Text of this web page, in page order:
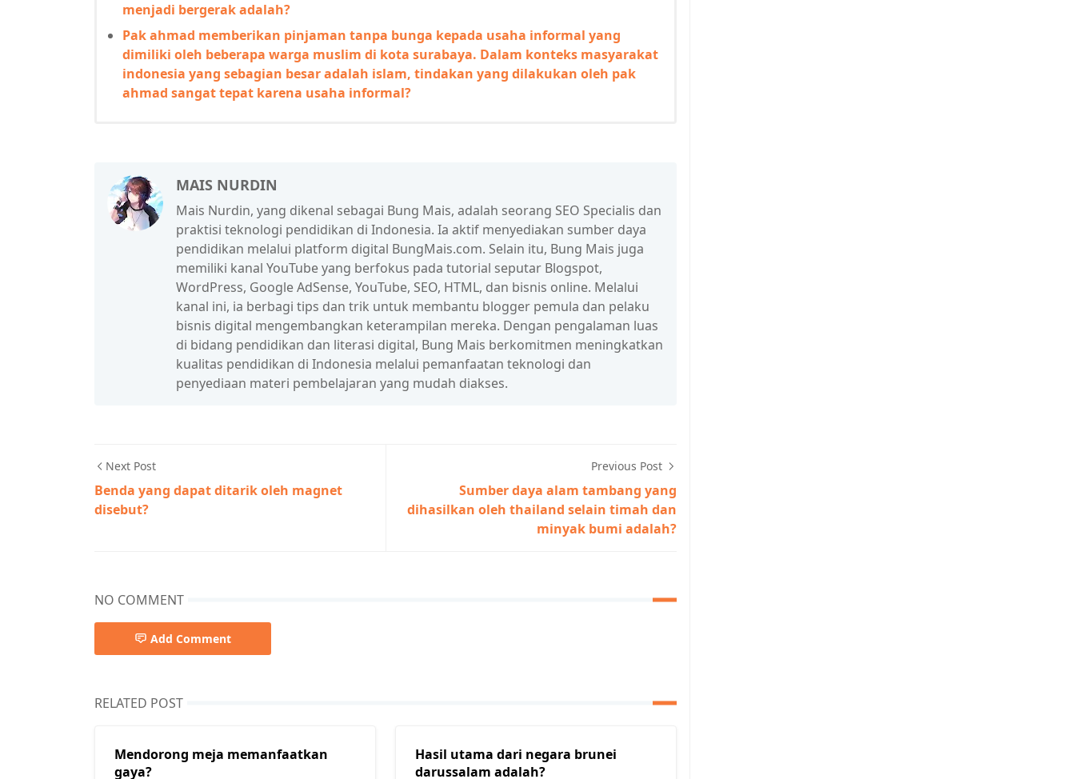
menjadi bergerak adalah?
Pak ahmad memberikan pinjaman tanpa bunga kepada usaha informal yang
dimiliki oleh beberapa warga muslim di kota surabaya. Dalam konteks masyarakat
indonesia yang sebagian besar adalah islam, tindakan yang dilakukan oleh pak
ahmad sangat tepat karena usaha informal?
MAIS NURDIN
Mais Nurdin, yang dikenal sebagai Bung Mais, adalah seorang SEO Specialis dan
praktisi teknologi pendidikan di Indonesia. Ia aktif menyediakan sumber daya
pendidikan melalui platform digital BungMais.com. Selain itu, Bung Mais juga
memiliki kanal YouTube yang berfokus pada tutorial seputar Blogspot,
WordPress, Google AdSense, YouTube, SEO, HTML, dan bisnis online. Melalui
kanal ini, ia berbagi tips dan trik untuk membantu blogger pemula dan pelaku
bisnis digital mengembangkan keterampilan mereka. Dengan pengalaman luas
di bidang pendidikan dan literasi digital, Bung Mais berkomitmen meningkatkan
kualitas pendidikan di Indonesia melalui pemanfaatan teknologi dan
penyediaan materi pembelajaran yang mudah diakses.
Next Post
Benda yang dapat ditarik oleh magnet
disebut?
Previous Post
Sumber daya alam tambang yang
dihasilkan oleh thailand selain timah dan
minyak bumi adalah?
NO COMMENT
Add Comment
RELATED POST
Mendorong meja memanfaatkan
gaya?
Hasil utama dari negara brunei
darussalam adalah?